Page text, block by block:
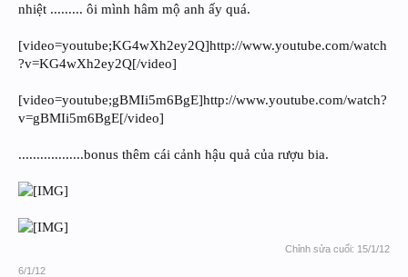
nhiệt ......... ôi mình hâm mộ anh ấy quá.
[video=youtube;KG4wXh2ey2Q]http://www.youtube.com/watch
?v=KG4wXh2ey2Q[/video]
[video=youtube;gBMIi5m6BgE]http://www.youtube.com/watch?
v=gBMIi5m6BgE[/video]
..................bonus thêm cái cảnh hậu quả của rượu bia.
Chỉnh sửa cuối: 15/1/12
6/1/12